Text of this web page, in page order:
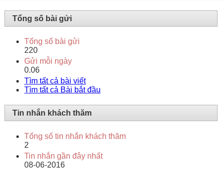
Tổng số bài gửi
Tổng số bài gửi
220
Gửi mỗi ngày
0.06
Tìm tất cả bài viết
Tìm tất cả Bài bắt đầu
Tin nhắn khách thăm
Tổng số tin nhắn khách thăm
2
Tin nhắn gần đây nhất
08-06-2016